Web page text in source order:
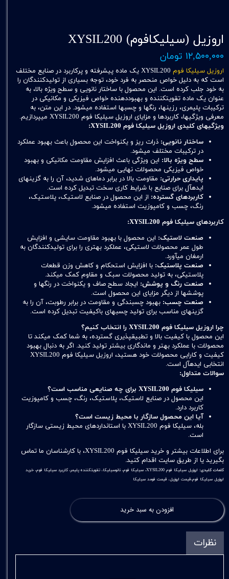
اروزیل (سیلیکافوم) XYSIL200
۱۲,۵۰۰,۰۰۰ تومان
اروزیل سیلیکا فوم
XYSIL200 یک ماده پیشرفته و پرکاربرد در صنایع مختلف
است که به دلیل خواص منحصر به فرد خود، توجه بسیاری از تولیدکنندگان را
به خود جلب کرده است. این محصول با ساختار نانویی و سطح ویژه بالا، به
عنوان یک ماده تقویتکننده و بهبوددهنده خواص فیزیکی و مکانیکی در
ترکیبات پلیمری، رزینها، رنگها و چسبها استفاده میشود. در این متن، به
معرفی ویژگیها، کاربردها و مزایای اروزیل سیلیکا فوم XYSIL200 میپردازیم.
ویژگیهای کلیدی اروزیل سیلیکا فوم XYSIL200:
ساختار نانویی: ذرات ریز و یکنواخت این محصول باعث بهبود عملکرد
در ترکیبات مختلف میشود.
سطح ویژه بالا: این ویژگی باعث افزایش مقاومت مکانیکی و بهبود
خواص فیزیکی محصولات نهایی میشود.
پایداری حرارتی: مقاومت بالا در برابر دماهای شدید، آن را به گزینهای
ایدهآل برای صنایع با شرایط کاری سخت تبدیل کرده است.
کاربردهای گسترده: از این محصول در صنایع لاستیک، پلاستیک،
رنگ، چسب و کامپوزیت استفاده میشود.
کاربردهای سیلیکا فوم XYSIL200:
صنعت لاستیک: این محصول با بهبود مقاومت سایشی و افزایش
طول عمر محصولات لاستیکی، عملکرد بهتری را برای تولیدکنندگان به
ارمغان میآورد.
صنعت پلاستیک: با افزایش استحکام و کاهش وزن قطعات
پلاستیکی، به تولید محصولات سبک و مقاوم کمک میکند.
صنعت رنگ و پوشش: ایجاد سطح صاف و یکنواخت در رنگها و
پوششها از دیگر مزایای این محصول است.
صنعت چسب: بهبود چسبندگی و مقاومت در برابر رطوبت، آن را به
گزینهای مناسب برای تولید چسبهای باکیفیت تبدیل کرده است.
چرا اروزیل سیلیکا فوم XYSIL200 را انتخاب کنیم؟
این محصول با کیفیت بالا و تطبیقپذیری گسترده، به شما کمک میکند تا
محصولات با عملکرد بهتر و ماندگاری بیشتر تولید کنید. اگر به دنبال بهبود
کیفیت و کارایی محصولات خود هستید، اروزیل سیلیکا فوم XYSIL200
انتخابی ایدهآل است.
سوالات متداول:
سیلیکا فوم XYSIL200 برای چه صنایعی مناسب است؟
این محصول در صنایع لاستیک، پلاستیک، رنگ، چسب و کامپوزیت
کاربرد دارد.
آیا این محصول سازگار با محیط زیست است؟
بله، سیلیکا فوم XYSIL200 با استانداردهای محیط زیستی سازگار
است.
برای اطلاعات بیشتر و خرید سیلیکا فوم XYSIL200، با کارشناسان ما تماس
بگیرید یا از طریق سایت اقدام کنید.
کلمات کلیدی:
اروزیل سیلیکا فوم XYSIL200، سیلیکا فوم، نانوسیلیکا، تقویتکننده پلیمر، کاربرد سیلیکا فوم، خرید
اروزیل سیلیکا فوم،قیمت اروزیل، قیمت فومد سیلیکا
افزودن به سبد خرید
نظرات